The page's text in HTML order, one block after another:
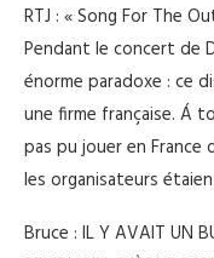
RTJ : « Song For The
Pendant le concert de
énorme paradoxe : ce
une firme française. Á
pas pu jouer en
les organisateurs
Bruce : IL Y AVAIT UN